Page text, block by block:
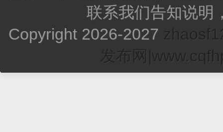
联系我们告知说明
Copyright 2026-2027
发布网